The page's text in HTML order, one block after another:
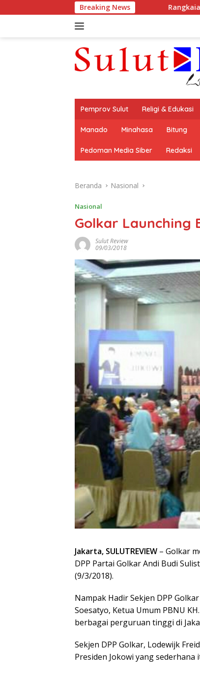
ke
Breaking News
Rangkaian Peringatan HUT
Pemprov Sulut Religi & Edukasi
Manado Minahasa Bitung
Pedoman Media Siber Redaksi
Beranda Nasional
Nasional
Golkar Launching
Sulut Review
09/03/2018
Jakarta, SULUTREVIEW – Golkar
DPP Partai Golkar Andi Budi
(9/3/2018).
Nampak Hadir Sekjen DPP
Soesatyo, Ketua Umum PBNU
berbagai perguruan tinggi di
Sekjen DPP Golkar, Lodewijk
Presiden Jokowi yang